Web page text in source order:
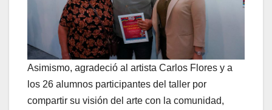
Asimismo, agradeció al artista Carlos Flores y a
los 26 alumnos participantes del taller por
compartir su visión del arte con la comunidad,